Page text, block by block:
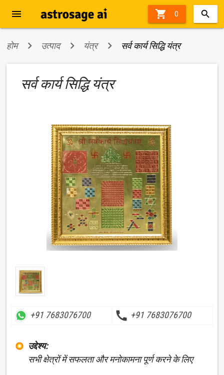
 0
menu
होम उत्पाद यंत्र सर्व कार्य सिद्धि यंत्र
सर्व कार्य सिद्धि यंत्र
+91 7683076700 call +91 7683076700
उद्देश्य:
सभी क्षेत्रों में सफलता और मनोकामना पूर्ण करने के लिए